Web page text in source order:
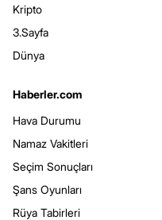
Kripto
3.Sayfa
Dünya
Haberler.com
Hava Durumu
Namaz Vakitleri
Seçim Sonuçları
Şans Oyunları
Rüya Tabirleri